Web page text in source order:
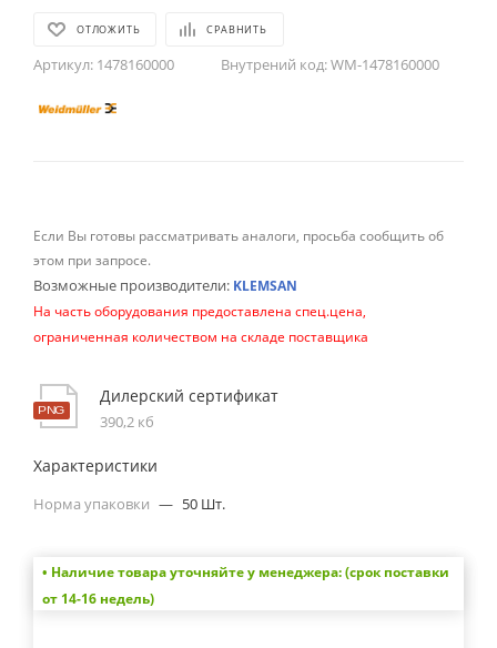
ОТЛОЖИТЬ СРАВНИТЬ
Артикул: 1478160000 Внутрений код:WM-1478160000
Если Вы готовы рассматривать аналоги, просьба сообщить об
этом при запросе.
Возможные производители: KLEMSAN
На часть оборудования предоставлена спец.цена,
ограниченная количеством на складе поставщика
Дилерский сертификат
390,2 кб
Характеристики
Норма упаковки — 50 Шт.
• Наличие товара уточняйте у менеджера: (срок поставки
от 14-16 недель)